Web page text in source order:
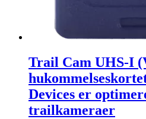
Trail Cam UHS-I
Devices er
trailkameraer